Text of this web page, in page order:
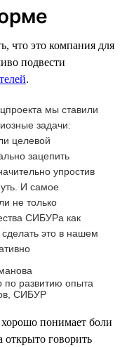
что это компания для
подвести
.
мы ставили
задачи:
целевой
зацепить
упростив
И самое
не только
СИБУРа как
это в нашем
по развитию опыта
СИБУР
понимает боли
открыто говорить